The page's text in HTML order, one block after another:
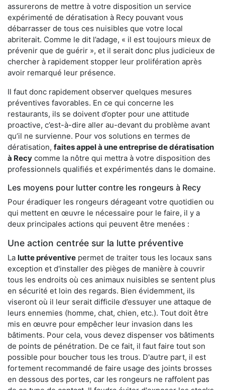
assurerons de mettre à votre disposition un service
expérimenté de dératisation à Recy pouvant vous
débarrasser de tous ces nuisibles que votre local
abriterait. Comme le dit l’adage, « il est toujours mieux de
prévenir que de guérir », et il serait donc plus judicieux de
chercher à rapidement stopper leur prolifération après
avoir remarqué leur présence.
Il faut donc rapidement observer quelques mesures
préventives favorables. En ce qui concerne les
restaurants, ils se doivent d’opter pour une attitude
proactive, c’est-à-dire aller au-devant du problème avant
qu’il ne survienne. Pour vos solutions en termes de
dératisation, faites appel à une entreprise de dératisation
à Recy comme la nôtre qui mettra à votre disposition des
professionnels qualifiés et expérimentés dans le domaine.
Les moyens pour lutter contre les rongeurs à Recy
Pour éradiquer les rongeurs dérageant votre quotidien ou
qui mettent en œuvre le nécessaire pour le faire, il y a
deux principales actions qui peuvent être menées :
Une action centrée sur la lutte préventive
La lutte préventive permet de traiter tous les locaux sans
exception et d'installer des pièges de manière à couvrir
tous les endroits où ces animaux nuisibles se sentent plus
en sécurité et loin des regards. Bien évidemment, ils
viseront où il leur serait difficile d’essuyer une attaque de
leurs ennemies (homme, chat, chien, etc.). Tout doit être
mis en œuvre pour empêcher leur invasion dans les
bâtiments. Pour cela, vous devez dispenser vos bâtiments
de points de pénétration. De ce fait, il faut faire tout son
possible pour boucher tous les trous. D'autre part, il est
fortement recommandé de faire usage des joints brosses
en dessous des portes, car les rongeurs ne raffolent pas